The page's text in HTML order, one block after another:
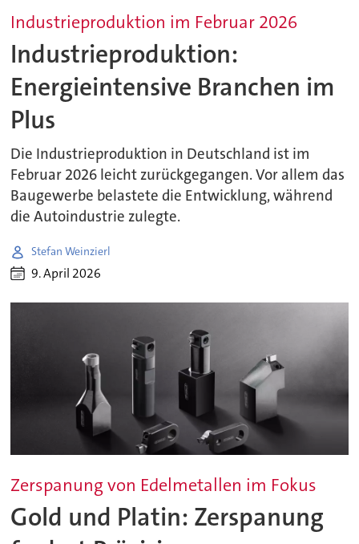
Industrieproduktion im Februar 2026
Industrieproduktion:
Energieintensive Branchen im
Plus
Die Industrieproduktion in Deutschland ist im
Februar 2026 leicht zurückgegangen. Vor allem das
Baugewerbe belastete die Entwicklung, während
die Autoindustrie zulegte.
Stefan Weinzierl
9. April 2026
Zerspanung von Edelmetallen im Fokus
Gold und Platin: Zerspanung